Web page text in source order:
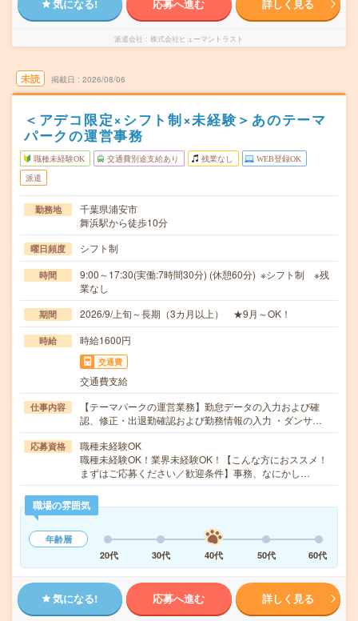
気になる! 応募へ進む 詳しく見る
派遣会社 株式会社ヒューマントラスト
未読 掲載日 2026/08/06
＜アデコ限定×シフト制×未経験＞あのテーマ
パークの運営事務
職種未経験OK 交通費別途支給あり 残業なし WEB登録OK
派遣
勤務地
千葉県浦安市
舞浜駅から徒歩10分
曜日頻度 シフト制
時間
9:00～17:30(実働:7時間30分) (休憩60分) ※シフト制 ※残
業なし
期間 2026/9/上旬～長期（3カ月以上） ★9月～OK！
時給 時給1600円
交通費
交通費支給
仕事内容
【テーマパークの運営業務】勤怠データの入力および確
認、修正・出退勤確認および勤務情報の入力 ・ダンサ…
応募資格
職種未経験OK
職種未経験OK！業界未経験OK！【こんな方におススメ！
まずはご応募ください／歓迎条件】事務、なにかし…
職場の雰囲気
年齢層
20代
30代 40代 50代 60代
気になる! 応募へ進む 詳しく見る